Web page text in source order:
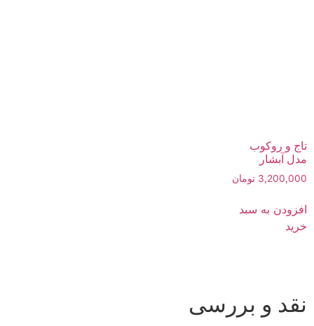
تاج و روکوب
مدل آبشار
3,200,000 تومان
افزودن به سبد
خرید
نقد و بررسی